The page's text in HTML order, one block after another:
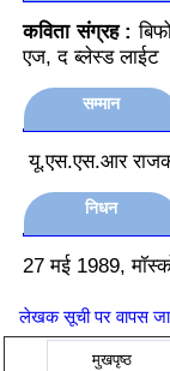
कविता संग्रह :
एज, द ब्लेस्ड लाईट
सम्मान
यू.एस.एस.आर
निधन
27 मई 1989,
लेखक सूची पर वापस
मुखपृष्ठ